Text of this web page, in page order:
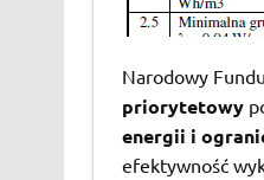
Narodowy
priorytetowy
energii i
efektywność